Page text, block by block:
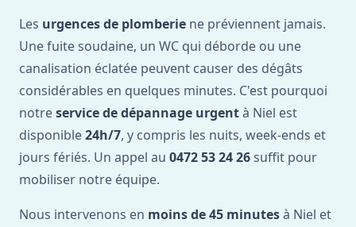
Les urgences de plomberie ne préviennent jamais.
Une fuite soudaine, un WC qui déborde ou une
canalisation éclatée peuvent causer des dégâts
considérables en quelques minutes. C'est pourquoi
notreservice de dépannage urgentà Niel est
disponible24h/7, y compris les nuits, week-ends et
jours fériés. Un appel au 0472 53 24 26 suffit pour
mobiliser notre équipe.
Nous intervenons en moins de 45 minutesà Niel et